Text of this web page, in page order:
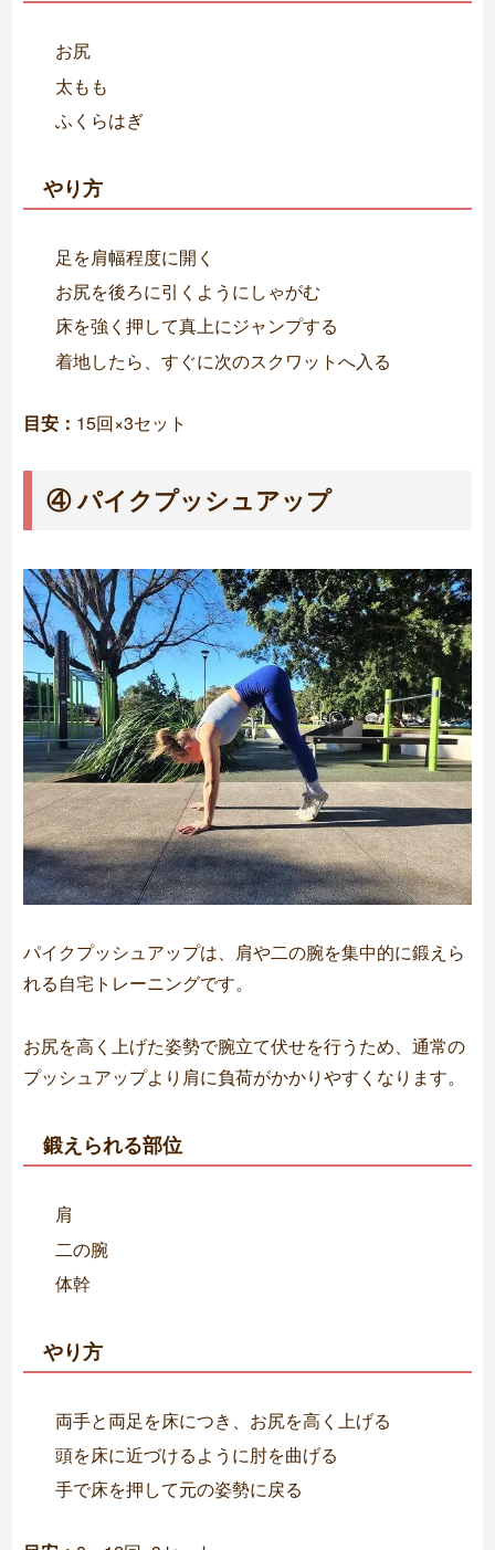
お尻
太もも
ふくらはぎ
やり方
足を肩幅程度に開く
お尻を後ろに引くようにしゃがむ
床を強く押して真上にジャンプする
着地したら、すぐに次のスクワットへ入る
目安： 15回×3セット
④ パイクプッシュアップ
パイクプッシュアップは、肩や二の腕を集中的に鍛えら
れる自宅トレーニングです。
お尻を高く上げた姿勢で腕立て伏せを行うため、通常の
プッシュアップより肩に負荷がかかりやすくなります。
鍛えられる部位
肩
二の腕
体幹
やり方
両手と両足を床につき、お尻を高く上げる
頭を床に近づけるように肘を曲げる
手で床を押して元の姿勢に戻る